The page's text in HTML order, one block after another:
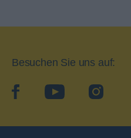
Besuchen Sie uns auf:
facebookYouTube Instagram